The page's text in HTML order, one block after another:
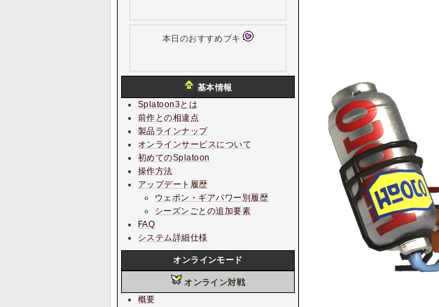
本日のおすすめブキ
基本情報
Splatoon3とは
前作との相違点
製品ラインナップ
オンラインサービスについて
初めてのSplatoon
操作方法
アップデート履歴
ウェポン・ギアパワー別履歴
シーズンごとの追加要素
FAQ
システム詳細仕様
オンラインモード
オンライン対戦
概要